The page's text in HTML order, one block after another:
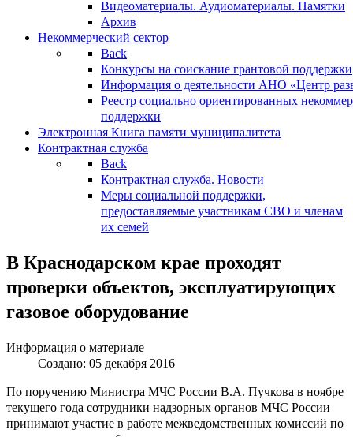
Видеоматериалы. Аудиоматериалы. Памятки
Архив
Некоммерческий сектор
Back
Конкурсы на соискание грантовой поддержки
Информация о деятельности АНО «Центр
Реестр социально ориентированных
поддержки
Электронная Книга памяти муниципалитета
Контрактная служба
Back
Контрактная служба. Новости
Меры социальной поддержки,
предоставляемые участникам СВО и членам
их семей
В Краснодарском крае проходят
проверки объектов, эксплуатирующих
газовое оборудование
Информация о материале
Создано: 05 декабря 2016
По поручению Министра МЧС России В.А. Пучкова в ноябре
текущего года сотрудники надзорных органов МЧС России
принимают участие в работе межведомственных комиссий по